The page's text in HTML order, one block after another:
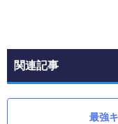
関連記事
最強